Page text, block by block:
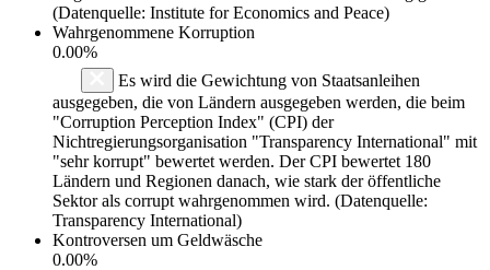
(Datenquelle: Institute for Economics and Peace)
Wahrgenommene Korruption
0.00%
Es wird die Gewichtung von Staatsanleihen
ausgegeben, die von Ländern ausgegeben werden, die beim
"Corruption Perception Index" (CPI) der
Nichtregierungsorganisation "Transparency International" mit
"sehr korrupt" bewertet werden. Der CPI bewertet 180
Ländern und Regionen danach, wie stark der öffentliche
Sektor als corrupt wahrgenommen wird. (Datenquelle:
Transparency International)
Kontroversen um Geldwäsche
0.00%